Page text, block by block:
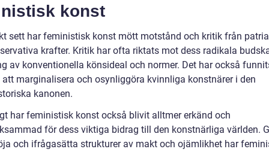
konst
sett har feministisk konst mött motstånd och kritik från
krafter. Kritik har ofta riktats mot dess radikala
av konventionella könsideal och normer. Det har också
att marginalisera och osynliggöra kvinnliga konstnärer i den
kanonen.
har feministisk konst också blivit alltmer erkänd och
för dess viktiga bidrag till den konstnärliga världen.
och ifrågasätta strukturer av makt och ojämlikhet har